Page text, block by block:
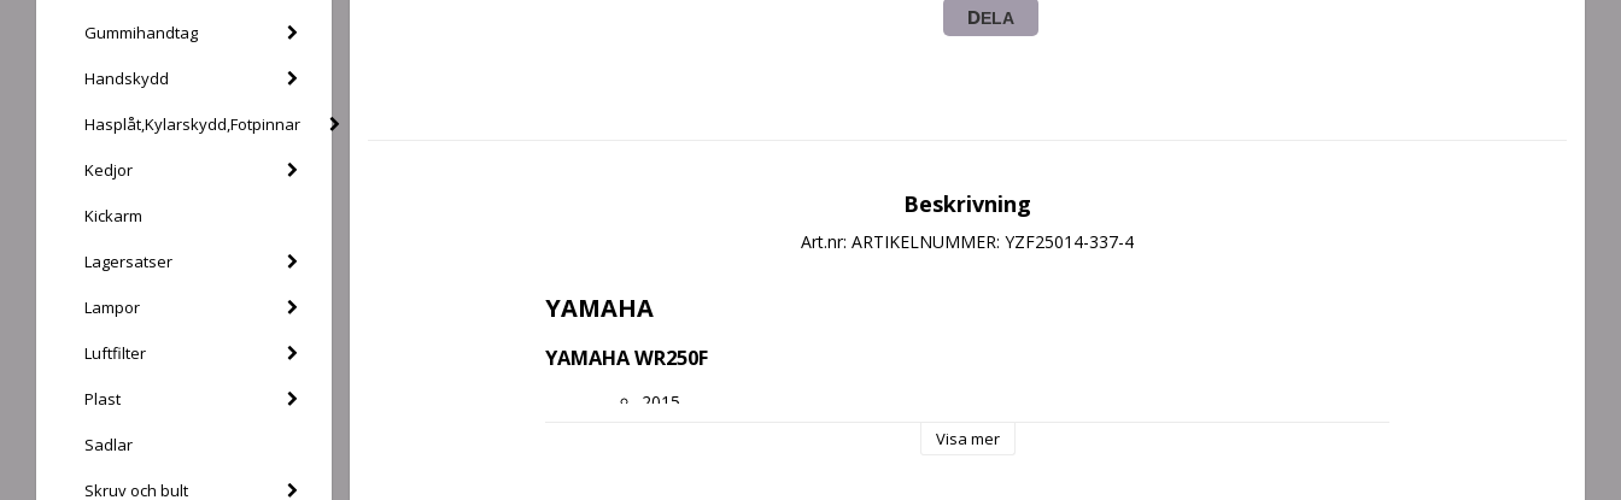
Gummihandtag
Handskydd
Hasplåt,Kylarskydd,Fotpinnar
Kedjor
Kickarm
Lagersatser
Lampor
Luftfilter
Plast
Sadlar
Skruv och bult
DELA
Beskrivning
Art.nr: ARTIKELNUMMER: YZF25014-337-4
YAMAHA
YAMAHA WR250F
2015
Visa mer